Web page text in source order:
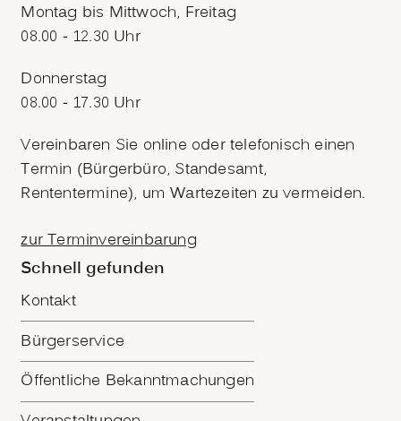
Montag bis Mittwoch, Freitag
08.00 - 12.30 Uhr
Donnerstag
08.00 - 17.30 Uhr
Vereinbaren Sie online oder telefonisch einen
Termin (Bürgerbüro, Standesamt,
Rententermine), um Wartezeiten zu vermeiden.
zur Terminvereinbarung
Schnell gefunden
Kontakt
Bürgerservice
Öffentliche Bekanntmachungen